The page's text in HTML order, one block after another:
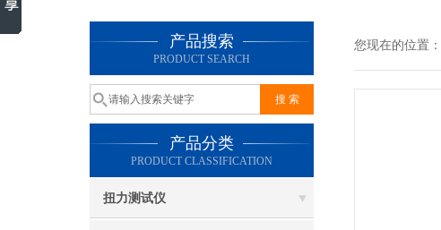
产品搜索
PRODUCT SEARCH
产品分类
PRODUCT CLASSIFICATION
扭力测试仪
您现在的位置：